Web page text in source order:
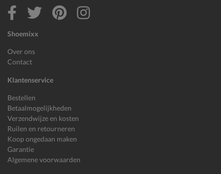
Shoemixx
Over ons
Contact
Klantenservice
Bestellen
Betaalmogelijkheden
Verzendwijze en kosten
Ruilen en retourneren
Koop ongedaan maken
Garantie
Algemene voorwaarden